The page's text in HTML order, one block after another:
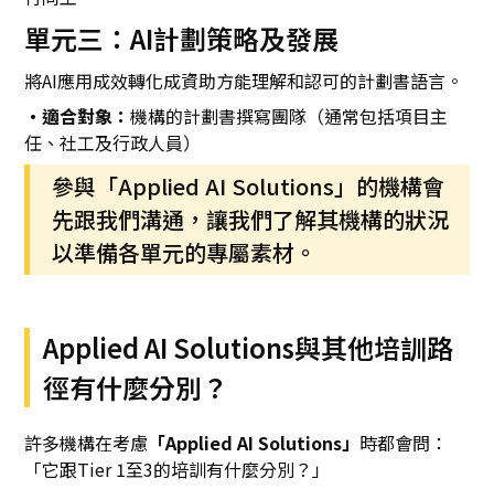
單元三：AI計劃策略及發展
將AI應用成效轉化成資助方能理解和認可的計劃書語言。
・適合對象：機構的計劃書撰寫團隊（通常包括項目主
任、社工及行政人員）
參與「Applied AI Solutions」的機構會
先跟我們溝通，讓我們了解其機構的狀況
以準備各單元的專屬素材。
Applied AI Solutions與其他培訓路
徑有什麼分別？
許多機構在考慮 「Applied AI Solutions」 時都會問：
「它跟Tier 1至3的培訓有什麼分別？」